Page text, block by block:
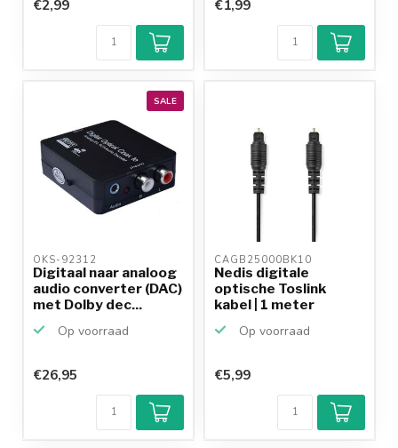
€2,99 €1,99
SALE
OKS-92312
Digitaal naar analoog
audio converter (DAC)
met Dolby dec...
Op voorraad
€26,95
CAGB25000BK10
Nedis digitale
optische Toslink
kabel | 1 meter
Op voorraad
€5,99